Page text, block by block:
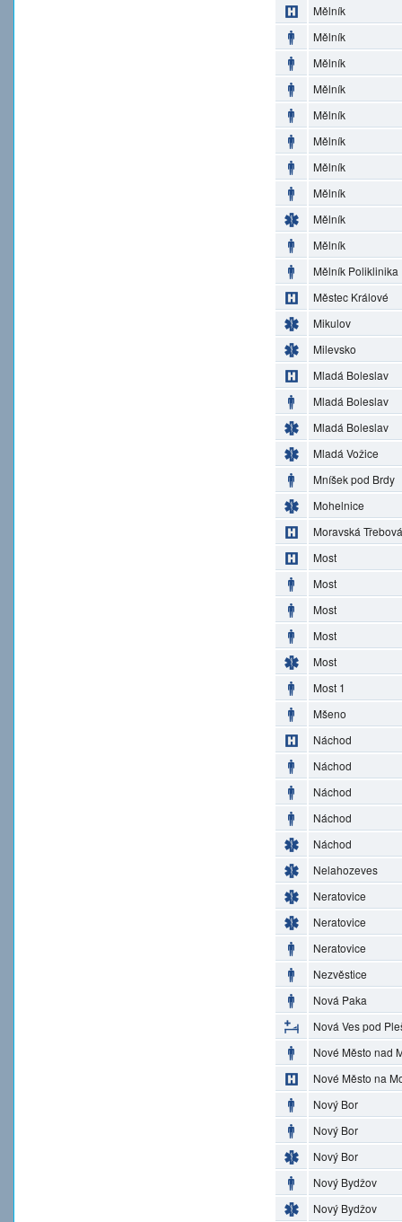
Mělník
Mělník
Mělník
Mělník
Mělník
Mělník
Mělník
Mělník
Mělník
Mělník
Mělník Poliklinika
Městec Králové
Mikulov
Milevsko
Mladá Boleslav
Mladá Boleslav
Mladá Boleslav
Mladá Vožice
Mníšek pod Brdy
Mohelnice
Moravská Třebová
Most
Most
Most
Most
Most
Most 1
Mšeno
Náchod
Náchod
Náchod
Náchod
Náchod
Nelahozeves
Neratovice
Neratovice
Neratovice
Nezvěstice
Nová Paka
Nová Ves pod
Nové Město nad
Nové Město na
Nový Bor
Nový Bor
Nový Bor
Nový Bydžov
Nový Bydžov